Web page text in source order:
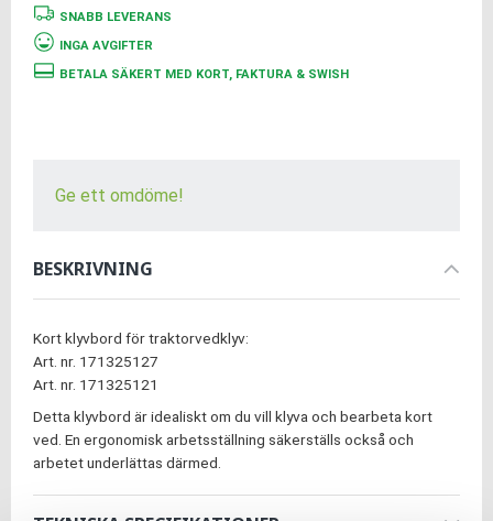
SNABB LEVERANS
INGA AVGIFTER
BETALA SÄKERT MED KORT, FAKTURA & SWISH
Ge ett omdöme!
BESKRIVNING
Kort klyvbord för traktorvedklyv:
Art. nr. 171325127
Art. nr. 171325121
Detta klyvbord är idealiskt om du vill klyva och bearbeta kort
ved. En ergonomisk arbetsställning säkerställs också och
arbetet underlättas därmed.